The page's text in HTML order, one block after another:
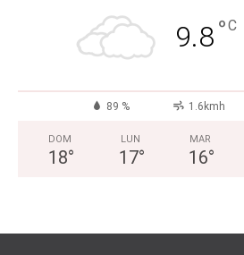
9.8°C
89 % 1.6kmh
DOM
18°
LUN
17°
MAR
16°